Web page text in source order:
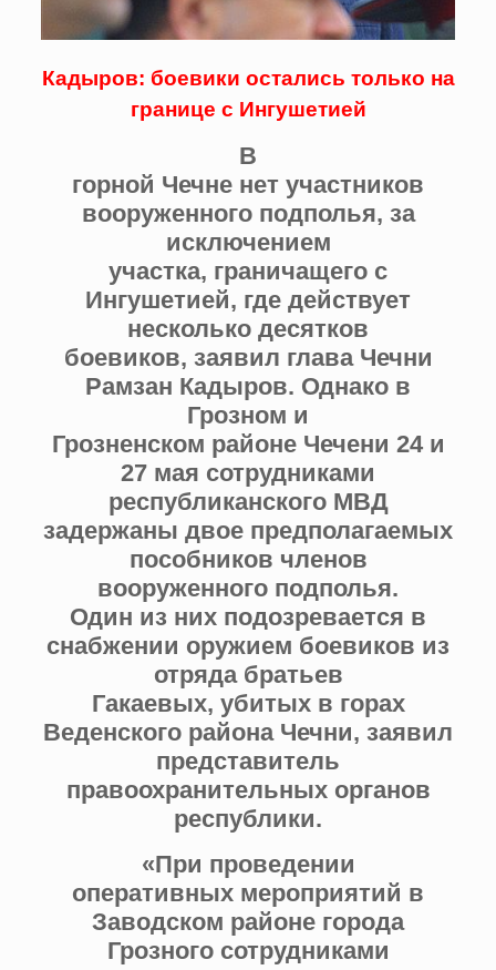
Кадыров: боевики остались только на
границе с Ингушетией
В
горной Чечне нет участников
вооруженного подполья, за
исключением
участка, граничащего с
Ингушетией, где действует
несколько десятков
боевиков, заявил глава Чечни
Рамзан Кадыров. Однако в
Грозном и
Грозненском районе Чечени 24 и
27 мая сотрудниками
республиканского МВД
задержаны двое предполагаемых
пособников членов
вооруженного подполья.
Один из них подозревается в
снабжении оружием боевиков из
отряда братьев
Гакаевых, убитых в горах
Веденского района Чечни, заявил
представитель
правоохранительных органов
республики.
«При проведении
оперативных мероприятий в
Заводском районе города
Грозного сотрудниками